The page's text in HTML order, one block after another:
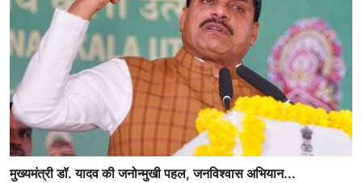
मुख्यमंत्री डॉ. यादव की जनोन्मुखी पहल, जनविश्वास अभियान...